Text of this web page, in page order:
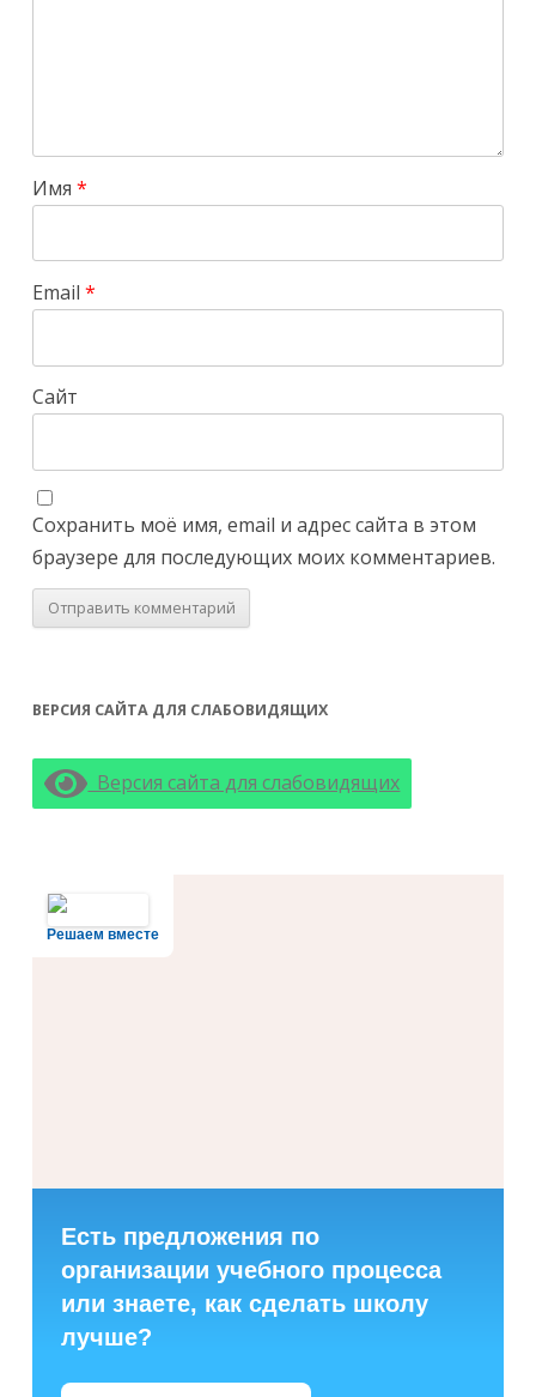
Имя*
Email*
Сайт
Сохранить моё имя, email и адрес сайта в этом
браузере для последующих моих комментариев.
ВЕРСИЯ САЙТА ДЛЯ СЛАБОВИДЯЩИХ
Версия сайта для слабовидящих
Решаем вместе
Есть предложения по
организации учебного процесса
или знаете, как сделать школу
лучше?